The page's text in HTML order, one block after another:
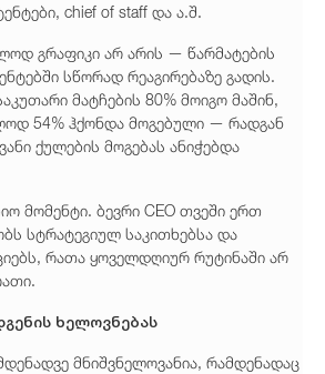
chief of staff და ა.შ.
გრაფიკი არ არის — წარმატების
სწორად რეაგირებაზე გადის.
მატჩების 80% მოიგო მაშინ,
54% ჰქონდა მოგებული — რადგან
ქულების მოგებას ანიჭებდა
მომენტი. ბევრი CEO თვეში ერთ
სტრატეგიულ საკითხებსა და
რათა ყოველდღიურ რუტინაში არ
ხელოვნებას
მნიშვნელოვანია, რამდენადაც